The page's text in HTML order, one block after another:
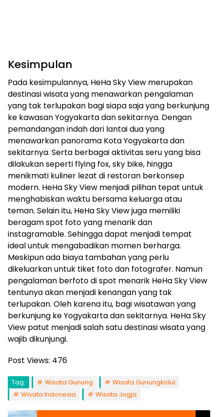
Kesimpulan
Pada kesimpulannya, HeHa Sky View merupakan
destinasi wisata yang menawarkan pengalaman
yang tak terlupakan bagi siapa saja yang berkunjung
ke kawasan Yogyakarta dan sekitarnya. Dengan
pemandangan indah dari lantai dua yang
menawarkan panorama Kota Yogyakarta dan
sekitarnya. Serta berbagai aktivitas seru yang bisa
dilakukan seperti flying fox, sky bike, hingga
menikmati kuliner lezat di restoran berkonsep
modern. HeHa Sky View menjadi pilihan tepat untuk
menghabiskan waktu bersama keluarga atau
teman. Selain itu, HeHa Sky View juga memiliki
beragam spot foto yang menarik dan
instagramable. Sehingga dapat menjadi tempat
ideal untuk mengabadikan momen berharga.
Meskipun ada biaya tambahan yang perlu
dikeluarkan untuk tiket foto dan fotografer. Namun
pengalaman berfoto di spot menarik HeHa Sky View
tentunya akan menjadi kenangan yang tak
terlupakan. Oleh karena itu, bagi wisatawan yang
berkunjung ke Yogyakarta dan sekitarnya. HeHa Sky
View patut menjadi salah satu destinasi wisata yang
wajib dikunjungi.
Post Views: 476
Tag: Wisata Gunung
Wisata Gunungkidul
Wisata Indonesia
Wisata Jogja